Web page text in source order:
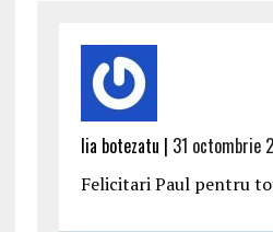
lia botezatu | 31 octombrie
Felicitari Paul pentru